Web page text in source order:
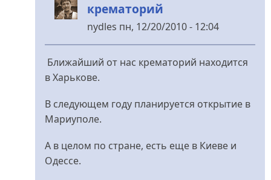
крематорий
nydles пн, 12/20/2010 - 12:04
У
відповідь
у
нас
городе
Ближайший от нас крематорий находится
в Харькове.
В следующем году планируется открытие в
Мариуполе.
А в целом по стране, есть еще в Киеве и
Одессе.